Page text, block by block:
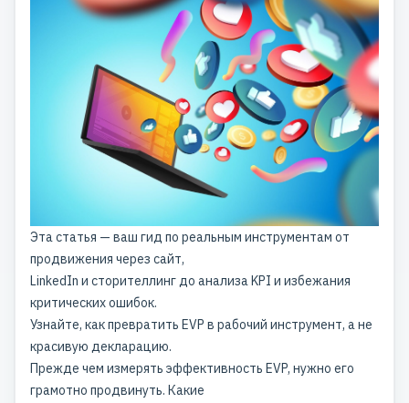
Эта статья — ваш гид по реальным инструментам от
продвижения через сайт,
LinkedIn и сторителлинг до анализа KPI и избежания
критических ошибок.
Узнайте, как превратить EVP в рабочий инструмент, а не
красивую декларацию.
Прежде чем измерять эффективность EVP, нужно его
грамотно продвинуть. Какие